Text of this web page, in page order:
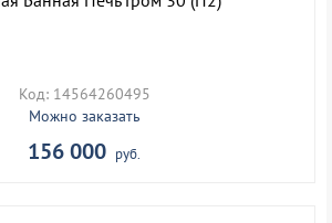
Код: 14564260495
Можно заказать
156 000 руб.